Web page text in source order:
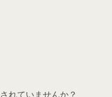
れていませんか？